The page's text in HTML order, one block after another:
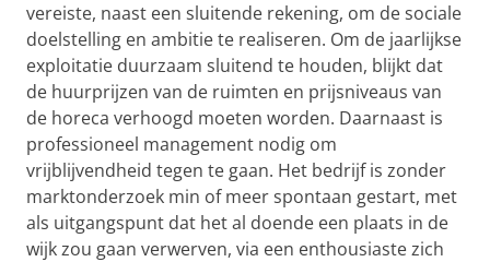
vereiste, naast een sluitende rekening, om de sociale
doelstelling en ambitie te realiseren. Om de jaarlijkse
exploitatie duurzaam sluitend te houden, blijkt dat
de huurprijzen van de ruimten en prijsniveaus van
de horeca verhoogd moeten worden. Daarnaast is
professioneel management nodig om
vrijblijvendheid tegen te gaan. Het bedrijf is zonder
marktonderzoek min of meer spontaan gestart, met
als uitgangspunt dat het al doende een plaats in de
wijk zou gaan verwerven, via een enthousiaste zich